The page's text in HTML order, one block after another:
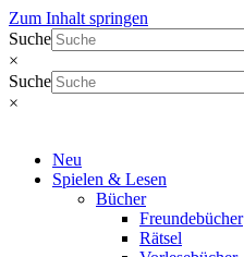
Zum Inhalt springen
Suche
×
Suche
×
Neu
Spielen & Lesen
Bücher
Freundebücher
Rätsel